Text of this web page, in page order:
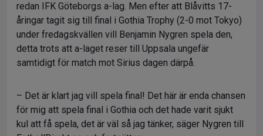
redan IFK Göteborgs a-lag. Men efter att Blåvitts 17-
åringar tagit sig till final i Gothia Trophy (2-0 mot Tokyo)
under fredagskvällen vill Benjamin Nygren spela den,
detta trots att a-laget reser till Uppsala ungefär
samtidigt för match mot Sirius dagen därpå.
– Det är klart jag vill spela final! Det här är enda chansen
för mig att spela final i Gothia och det hade varit sjukt
kul att få spela, det är väl så jag tänker, säger Nygren till